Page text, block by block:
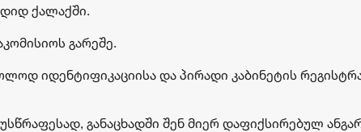
ქალაქში.
გარეშე.
იდენტიფიკაციისა და პირადი კაბინეტის
განაცხადში შენ მიერ დაფიქსირებულ